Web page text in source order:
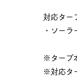
対応ター
・ソー
※タープ
※対応タ